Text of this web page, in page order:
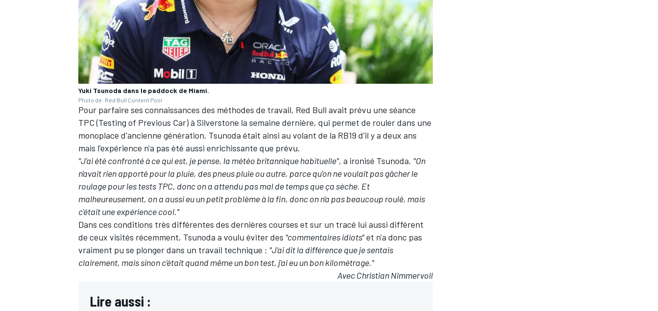
Yuki Tsunoda dans le paddock de Miami.
Photo de: Red Bull Content Pool
Pour parfaire ses connaissances des méthodes de travail, Red Bull avait prévu une séance
TPC (Testing of Previous Car)à Silverstone la semaine dernière, qui permet de rouler dans une
monoplace d'ancienne génération. Tsunoda était ainsi au volant de la RB19 d'il y a deux ans
mais l'expérience n'a pas été aussi enrichissante que prévu.
"J'ai été confronté à ce qui est, je pense, la météo britannique habituelle", a ironisé Tsunoda. "On
n'avait rien apporté pour la pluie, des pneus pluie ou autre, parce qu'on ne voulait pas gâcher le
roulage pour les tests TPC, donc on a attendu pas mal de temps que ça sèche. Et
malheureusement, on a aussi eu un petit problème à la fin, donc on n'a pas beaucoup roulé, mais
c'était une expérience cool."
Dans ces conditions très différentes des dernières courses et sur un tracé lui aussi différent
de ceux visités récemment, Tsunoda a voulu éviter des "commentaires idiots"et n'a donc pas
vraiment pu se plonger dans un travail technique : "J'ai dit la différence que je sentais
clairement, mais sinon c'était quand même un bon test, j'ai eu un bon kilométrage."
Avec Christian Nimmervoll
Lire aussi :